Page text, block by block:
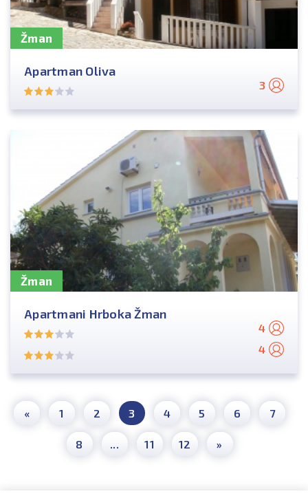
Žman
Apartman Oliva
3
Žman
Apartmani Hrboka Žman
4
4
« 1 2 3 4 5 6 7
8 ... 11 12 »